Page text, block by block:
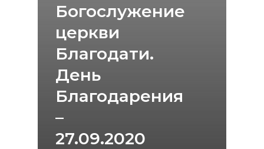
Богослужение
церкви
Благодати.
День
Благодарения
–
27.09.2020